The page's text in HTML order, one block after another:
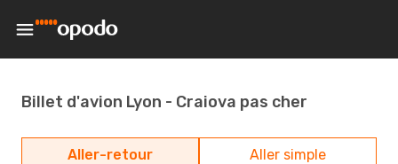
Billet d'avion Lyon - Craiova pas cher
Aller-retour Aller simple